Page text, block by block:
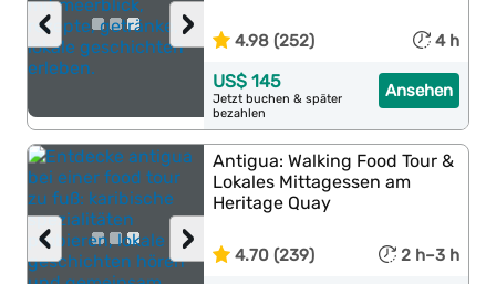
›
‹ 4.98 (252) 4 h
Ansehen
US$ 145
Jetzt buchen & später
bezahlen
›
‹
Antigua: Walking Food Tour &
Lokales Mittagessen am
Heritage Quay
4.70 (239) 2 h–3 h